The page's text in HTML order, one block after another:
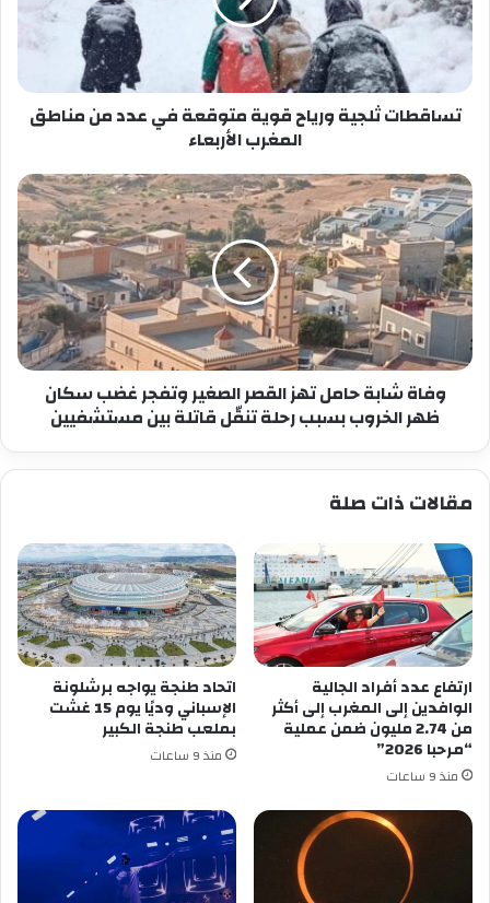
في
عدد
من
مناطق
المغرب
تساقطات ثلجية ورياح قوية متوقعة في عدد من مناطق
المغرب الأربعاء
وفاة
شابة
حامل
تهز
القصر
الصغير
وتفجر
غضب
سكان
الخروب
رحلة
قاتلة
مستشفيين
وفاة شابة حامل تهز القصر الصغير وتفجر غضب سكان
ظهر الخروب بسبب رحلة تنقّل قاتلة بين مستشفيين
مقالات ذات صلة
ارتفاع عدد أفراد الجالية
الوافدين إلى المغرب إلى أكثر
من 2.74 مليون ضمن عملية
“مرحبا 2026”
منذ 9 ساعات
اتحاد طنجة يواجه برشلونة
الإسباني وديًا يوم 15 غشت
بملعب طنجة الكبير
منذ 9 ساعات